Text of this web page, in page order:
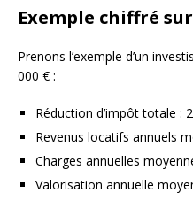
Exemple chiffré
Prenons l’exemple d’un
000 € :
Réduction d’impôt totale :
Revenus locatifs annuels
Charges annuelles
Valorisation annuelle